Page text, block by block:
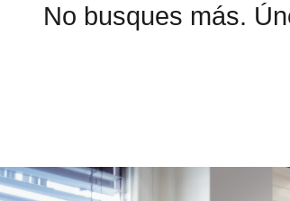
No busques más.